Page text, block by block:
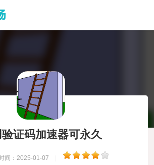
证码加速器可永久
间：2025-01-07